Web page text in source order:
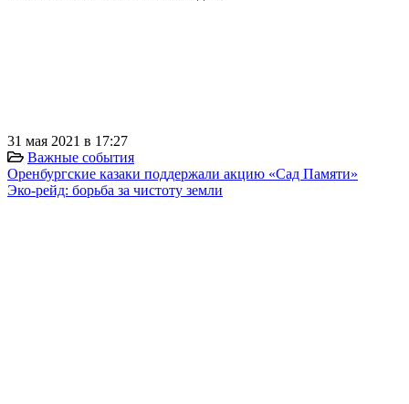
31 мая 2021 в 17:27
Важные события
Оренбургские казаки поддержали акцию «Сад Памяти»
Эко-рейд: борьба за чистоту земли